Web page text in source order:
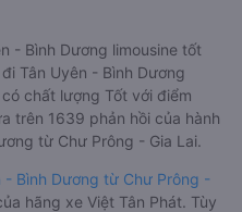
- Bình Dương limousine tốt
Tân Uyên - Bình Dương
chất lượng Tốt với điểm
trên 1639 phản hồi của hành
từ Chư Prông - Gia Lai.
- Bình Dương từ Chư Prông -
hãng xe Việt Tân Phát. Tùy